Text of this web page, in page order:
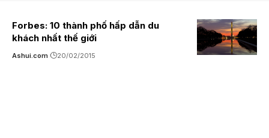
Forbes: 10 thành phố hấp dẫn du
khách nhất thế giới
Ashui.com 20/02/2015